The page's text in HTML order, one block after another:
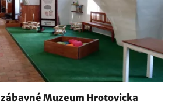
Muzeum Hrotovicka